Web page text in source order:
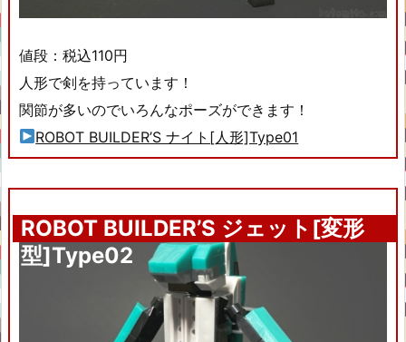
値段：税込110円
人形で剣を持っています！
関節が多いのでいろんなポーズができます！
ROBOT BUILDER’S ナイト[人形]Type01
ROBOT BUILDER’S ジェット[変形
型]Type02